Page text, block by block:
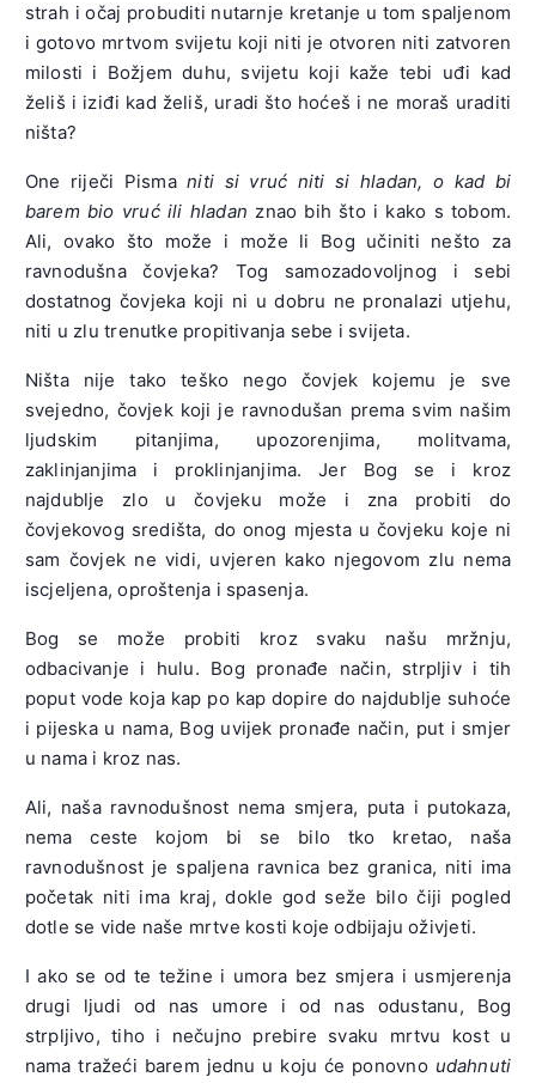
strah i očaj probuditi nutarnje kretanje u tom spaljenom
i gotovo mrtvom svijetu koji niti je otvoren niti zatvoren
milosti i Božjem duhu, svijetu koji kaže tebi uđi kad
želiš i iziđi kad želiš, uradi što hoćeš i ne moraš uraditi
ništa?
One riječi Pismaniti si vruć niti si hladan, o kad bi
barem bio vruć ili hladan znao bih što i kako s tobom.
Ali, ovako što može i može li Bog učiniti nešto za
ravnodušna čovjeka? Tog samozadovoljnog i sebi
dostatnog čovjeka koji ni u dobru ne pronalazi utjehu,
niti u zlu trenutke propitivanja sebe i svijeta.
Ništa nije tako teško nego čovjek kojemu je sve
svejedno, čovjek koji je ravnodušan prema svim našim
ljudskim pitanjima, upozorenjima, molitvama,
zaklinjanjima i proklinjanjima. Jer Bog se i kroz
najdublje zlo u čovjeku može i zna probiti do
čovjekovog središta, do onog mjesta u čovjeku koje ni
sam čovjek ne vidi, uvjeren kako njegovom zlu nema
iscjeljena, oproštenja i spasenja.
Bog se može probiti kroz svaku našu mržnju,
odbacivanje i hulu. Bog pronađe način, strpljiv i tih
poput vode koja kap po kap dopire do najdublje suhoće
i pijeska u nama, Bog uvijek pronađe način, put i smjer
u nama i kroz nas.
Ali, naša ravnodušnost nema smjera, puta i putokaza,
nema ceste kojom bi se bilo tko kretao, naša
ravnodušnost je spaljena ravnica bez granica, niti ima
početak niti ima kraj, dokle god seže bilo čiji pogled
dotle se vide naše mrtve kosti koje odbijaju oživjeti.
I ako se od te težine i umora bez smjera i usmjerenja
drugi ljudi od nas umore i od nas odustanu, Bog
strpljivo, tiho i nečujno prebire svaku mrtvu kost u
nama tražeći barem jednu u koju će ponovno udahnuti